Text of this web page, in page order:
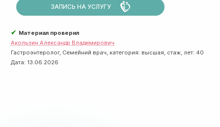
ЗАПИСЬ НА УСЛУГУ
✔ Материал проверил
Акользин Александр Владимирович
Гастроэнтеролог, Семейний врач, категория: высшая, стаж, лет: 40
Дата: 13.06.2026